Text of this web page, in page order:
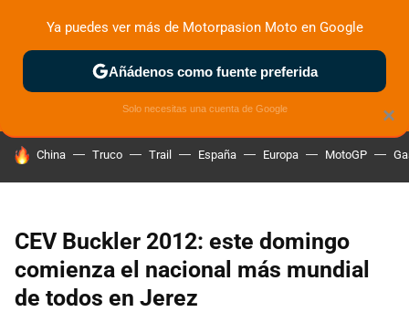
ZONA DE PRUEBAS DEPORTIVAS MOTOS ELÉCTRICAS
HOY SE HABLA DE
China Truco Trail España Europa MotoGP
CEV Buckler 2012: este domingo
comienza el nacional más mundial
de todos en Jerez
×
Ya puedes ver más de Motorpasion Moto en Google
Añádenos como fuente preferida
Solo necesitas una cuenta de Google